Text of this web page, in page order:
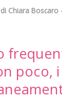
Chiara Boscaro
poco,